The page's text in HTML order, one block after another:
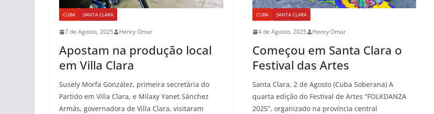
CUBA SANTA CLARA
7 de Agosto, 2025 Henry Omar
Apostam na produção local
em Villa Clara
Susely Morfa González, primeira secretária do
Partido em Villa Clara, e Milaxy Yanet Sánchez
Armás, governadora de Villa Clara, visitaram
CUBA SANTA CLARA
4 de Agosto, 2025 Henry Omar
Começou em Santa Clara o
Festival das Artes
Santa Clara, 2 de Agosto (Cuba Soberana) A
quarta edição do Festival de Artes “FOLKDANZA
2025”, organizado na província central